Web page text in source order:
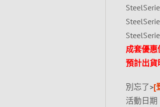
成套優
預計出
別忘了>[
活動日期